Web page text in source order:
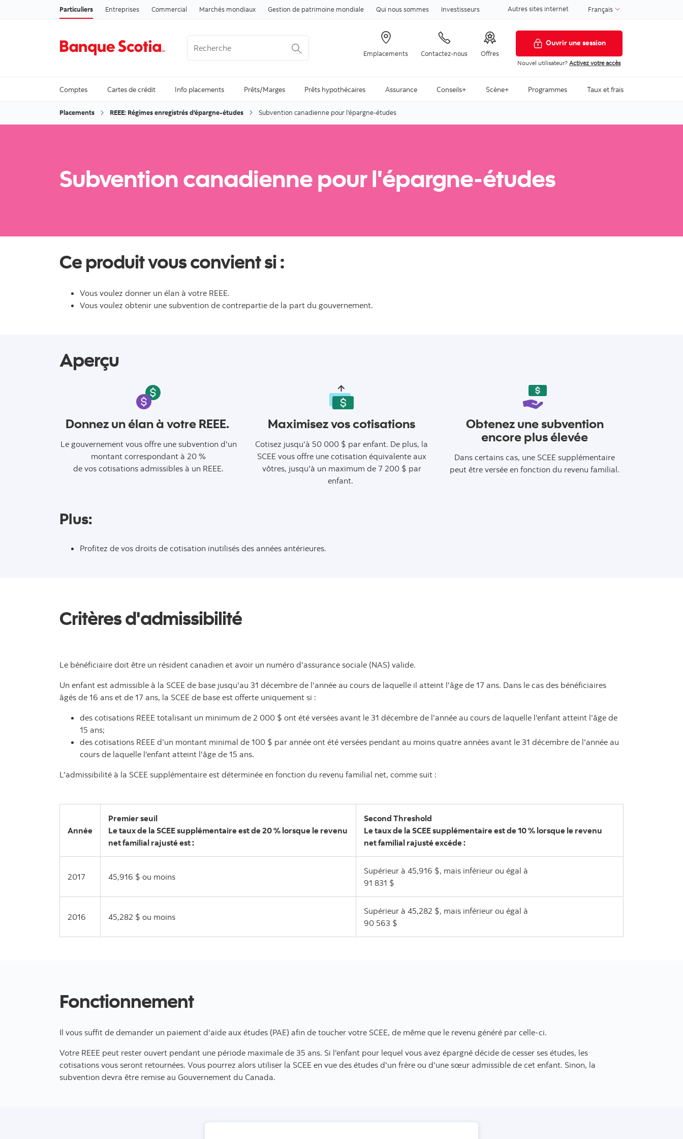
Passer au contenu
Particuliers Entreprises Commercial Marchés mondiaux Gestion de patrimoine mondiale Qui nous sommes Investisseurs Autres sites internet Français
Emplacements Contactez-nous Offres
Ouvrir une session
Nouvel utilisateur?Activez votre accès
Comptes Cartes de crédit Info placements Prêts/Marges Prêts hypothécaires Assurance Conseils+ Scène+ Programmes Taux et frais
Placements REEE: Régimes enregistrés d'épargne-études Subvention canadienne pour l'épargne-études
Subvention canadienne pour l'épargne-études
Ce produit vous convient si :
Vous voulez donner un élan à votre REEE.
Vous voulez obtenir une subvention de contrepartie de la part du gouvernement.
Aperçu
Donnez un élan à votre REEE.
Le gouvernement vous offre une subvention d'un
montant correspondant à 20 %
de vos cotisations admissibles à un REEE.
Maximisez vos cotisations
Cotisez jusqu'à 50 000 $ par enfant. De plus, la
SCEE vous offre une cotisation équivalente aux
vôtres, jusqu'à un maximum de 7 200 $ par
enfant.
Obtenez une subvention
encore plus élevée
Dans certains cas, une SCEE supplémentaire
peut être versée en fonction du revenu familial.
Plus:
Profitez de vos droits de cotisation inutilisés des années antérieures.
Critères d'admissibilité
Le bénéficiaire doit être un résident canadien et avoir un numéro d'assurance sociale (NAS) valide.
Un enfant est admissible à la SCEE de base jusqu'au 31 décembre de l'année au cours de laquelle il atteint l'âge de 17 ans. Dans le cas des bénéficiaires
âgés de 16 ans et de 17 ans, la SCEE de base est offerte uniquement si :
des cotisations REEE totalisant un minimum de 2 000 $ ont été versées avant le 31 décembre de l'année au cours de laquelle l'enfant atteint l'âge de
15 ans;
des cotisations REEE d'un montant minimal de 100 $ par année ont été versées pendant au moins quatre années avant le 31 décembre de l'année au
cours de laquelle l'enfant atteint l'âge de 15 ans.
L'admissibilité à la SCEE supplémentaire est déterminée en fonction du revenu familial net, comme suit :
Année
Premier seuil
Le taux de la SCEE supplémentaire est de 20 % lorsque le revenu
net familial rajusté est :
Second Threshold
Le taux de la SCEE supplémentaire est de 10 % lorsque le revenu
net familial rajusté excéde :
2017 45,916 $ ou moins
Supérieur à 45,916 $, mais inférieur ou égal à
91 831 $
2016 45,282 $ ou moins
Supérieur à 45,282 $, mais inférieur ou égal à
90 563 $
Fonctionnement
Il vous suffit de demander un paiement d'aide aux études (PAE) afin de toucher votre SCEE, de même que le revenu généré par celle-ci.
Votre REEE peut rester ouvert pendant une période maximale de 35 ans. Si l'enfant pour lequel vous avez épargné décide de cesser ses études, les
cotisations vous seront retournées. Vous pourrez alors utiliser la SCEE en vue des études d'un frère ou d'une sœur admissible de cet enfant. Sinon, la
subvention devra être remise au Gouvernement du Canada.